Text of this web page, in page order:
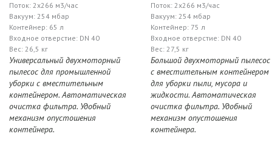
Поток: 2х266 м3/час
Вакуум: 254 мбар
Контейнер: 65 л
Входное отверстие: DN 40
Вес: 26,5 кг
Универсальный двухмоторный
пылесос для промышленной
уборки с вместительным
контейнером. Автоматическая
очистка фильтра. Удобный
механизм опустошения
контейнера.
Поток: 2х266 м3/час
Вакуум: 254 мбар
Контейнер: 75 л
Входное отверстие: DN 40
Вес: 27,5 кг
Большой двухмоторный пылесос
с вместительным контейнером
для уборки пыли, мусора и
жидкости. Автоматическая
очистка фильтра. Удобный
механизм опустошения
контейнера.